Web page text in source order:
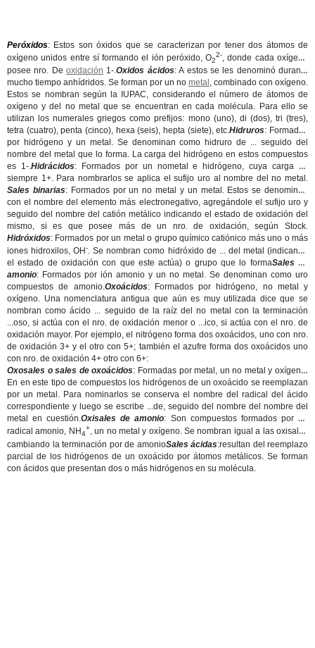
Peróxidos: Estos son óxidos que se caracterizan por tener dos átomos de
oxígeno unidos entre sí formando el ión peróxido, O2
2-, donde cada oxígeno
posee nro. Deoxidación 1-.Oxidos ácidos: A estos se les denominó durante
mucho tiempo anhídridos. Se forman por un no metal , combinado con oxígeno.
Estos se nombran según la IUPAC, considerando el número de átomos de
oxígeno y del no metal que se encuentran en cada molécula. Para ello se
utilizan los numerales griegos como prefijos: mono (uno), di (dos), tri (tres),
tetra (cuatro), penta (cinco), hexa (seis), hepta (siete), etc.Hidruros: Formados
por hidrógeno y un metal. Se denominan como hidruro de ... seguido del
nombre del metal que lo forma. La carga del hidrógeno en estos compuestos
es 1-.Hidrácidos: Formados por un nometal e hidrógeno, cuya carga es
siempre 1+. Para nombrarlos se aplica el sufijo uro al nombre del no metal.
Sales binarias: Formados por un no metal y un metal. Estos se denominan
con el nombre del elemento más electronegativo, agregándole el sufijo uro y
seguido del nombre del catión metálico indicando el estado de oxidación del
mismo, si es que posee más de un nro. de oxidación, según Stock.
Hidróxidos: Formados por un metal o grupo químico catiónico más uno o más
iones hidroxilos, OH-. Se nombran como hidróxido de ... del metal (indicando
el estado de oxidación con que este actúa) o grupo que lo formaSales de
amonio: Formados por ión amonio y un no metal. Se denominan como uro
compuestos de amonio.Oxoácidos: Formados por hidrógeno, no metal y
oxígeno. Una nomenclatura antigua que aún es muy utilizada dice que se
nombran como ácido ... seguido de la raíz del no metal con la terminación
...oso, si actúa con el nro. de oxidación menor o ...ico, si actúa con el nro. de
oxidación mayor. Por ejemplo, el nitrógeno forma dos oxoácidos, uno con nro.
de oxidación 3+ y el otro con 5+; también el azufre forma dos oxoácidos uno
con nro. de oxidación 4+ otro con 6+:
Oxosales o sales de oxoácidos: Formadas por metal, un no metal y oxígeno.
En en este tipo de compuestos los hidrógenos de un oxoácido se reemplazan
por un metal. Para nominarlos se conserva el nombre del radical del ácido
correspondiente y luego se escribe ...de, seguido del nombre del nombre del
metal en cuestión.Oxisales de amonio: Son compuestos formados por un
radical amonio, NH4
+, un no metal y oxígeno. Se nombran igual a las oxisales
cambiando la terminación por de amonioSales ácidas:resultan del reemplazo
parcial de los hidrógenos de un oxoácido por átomos metálicos. Se forman
con ácidos que presentan dos o más hidrógenos en su molécula.